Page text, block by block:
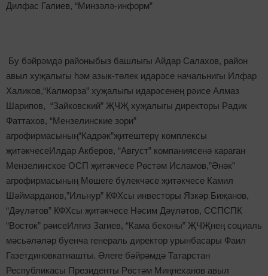
Дилфас Галиев, “Минзәлә-информ”
Бу бәйрәмдә районыбыз башлыгы Айдар Салахов, район
авыл хуҗалыгы һәм азык-төлек идарәсе начальнигы Илфар
Халиков,“Калморза” хуҗалыгы идарәсенең рәисе Алмаз
Шарипов, “Зайковский” ҖЧҖ хуҗалыгы директоры Радик
Фаттахов, “Мензелинские зори”
агрофирмасының“Кадрәк”җитештерү комплексы
җитәкчесеИлдар Акберов, “Август” компаниясенә караган
Мензелинское ОСП җитәкчесе Рөстәм Исламов,”Әнәк”
агрофирмасының Мөшеге бүлекчәсе җитәкчесе Камил
Шәймарданов,”Ильнур” КФХсы инвесторы Язкәр Биҗанов,
“Дәүләтов” КФХсы җитәкчесе Нәсим Дәүләтов, ССПСПК
“Восток” рәисеИлгиз Загиев, “Кама беконы” ҖЧҖнең социаль
мәсьәләләр буенча генераль директор урынбасары Фаил
Газетдиновкатнашты. Әлеге бәйрәмдә Татарстан
Республикасы Президенты Рөстәм Миңнеханов авыл